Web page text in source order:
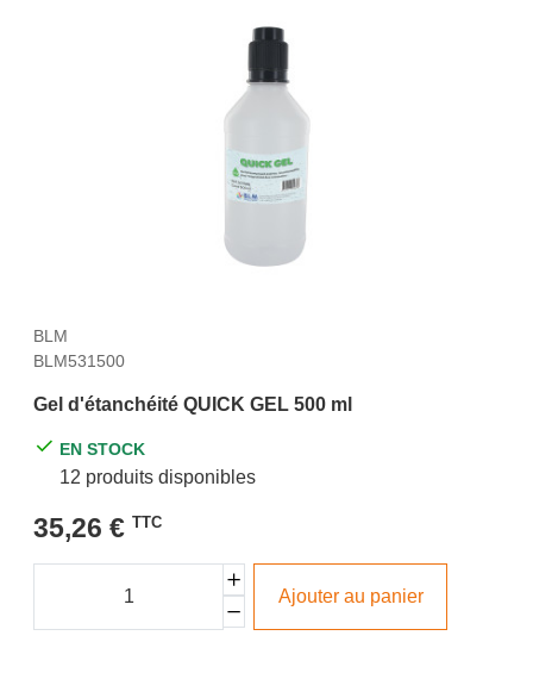
BLM
BLM531500
Gel d'étanchéité QUICK GEL 500 ml
EN STOCK
12 produits disponibles
35,26 € TTC
Ajouter au panier